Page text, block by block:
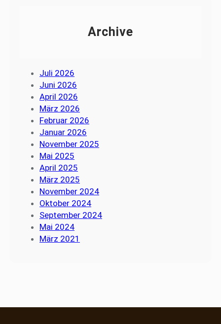
Archive
Juli 2026
Juni 2026
April 2026
März 2026
Februar 2026
Januar 2026
November 2025
Mai 2025
April 2025
März 2025
November 2024
Oktober 2024
September 2024
Mai 2024
März 2021